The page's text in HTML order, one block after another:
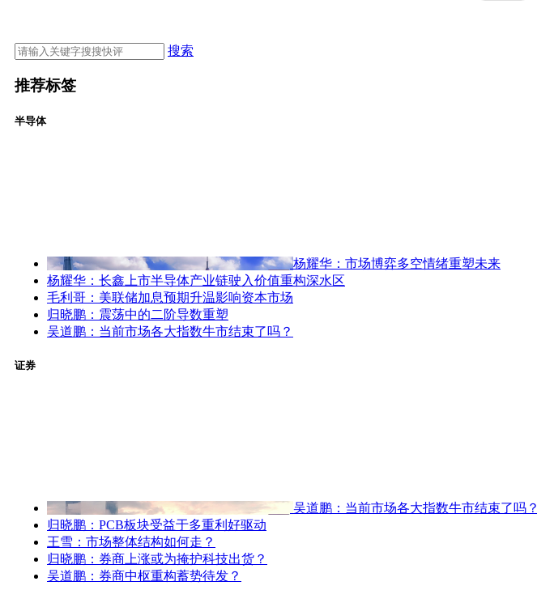
搜索
推荐标签
半导体
杨耀华：市场博弈多空情绪重塑未来
杨耀华：长鑫上市半导体产业链驶入价值重构深水区
毛利哥：美联储加息预期升温影响资本市场
归晓鹏：震荡中的二阶导数重塑
吴道鹏：当前市场各大指数牛市结束了吗？
证券
吴道鹏：当前市场各大指数牛市结束了吗？
归晓鹏：PCB板块受益于多重利好驱动
王雪：市场整体结构如何走？
归晓鹏：券商上涨或为掩护科技出货？
吴道鹏：券商中枢重构蓄势待发？